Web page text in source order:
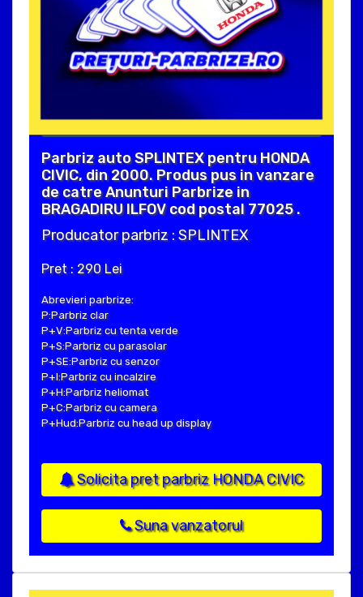
Parbriz auto SPLINTEX pentru HONDA
CIVIC, din 2000. Produs pus in vanzare
de catre Anunturi Parbrize in
BRAGADIRU ILFOV cod postal 77025 .
Producator parbriz : SPLINTEX
Pret : 290 Lei
Abrevieri parbrize:
P:Parbriz clar
P+V:Parbriz cu tenta verde
P+S:Parbriz cu parasolar
P+SE:Parbriz cu senzor
P+I:Parbriz cu incalzire
P+H:Parbriz heliomat
P+C:Parbriz cu camera
P+Hud:Parbriz cu head up display
Solicita pret parbriz HONDA CIVIC
Suna vanzatorul